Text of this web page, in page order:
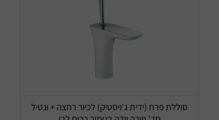
סוללת פרח (ידית ג'ויסטיק) לכיור רחצה + ונטיל